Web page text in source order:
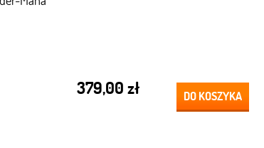
379,00 zł DO KOSZYKA